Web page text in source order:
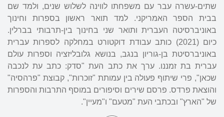
שתים-עשרה עבר עם משפחתו לווינה לשלוש שנים, ולמד שם
בבית הספר האמריקני. למד תואר ראשון בספרות וחינוך
באוניברסיטה העברית ותואר שני בחינוך בין-תרבותי בברלין.
כיום (2021) כותב עבודת דוקטורט במחלקה לספרות עברית
באוניברסיטת בן-גוריון בנגב, בנושא גלובליזציה וספרות עולם
עברית בת זמננו. ערך את כתב העת "סדק: כתב עת לנכבה
שכאן", פרי שיתוף פעולה בין עמותת "זוכרות", קבוצת "פרהסיה"
והוצאת פרדס. פרסם שירים וסיפורים במוסף התרבות והספרות
של "הארץ" ובכתבי העת "מטעם" ו"מעיין".